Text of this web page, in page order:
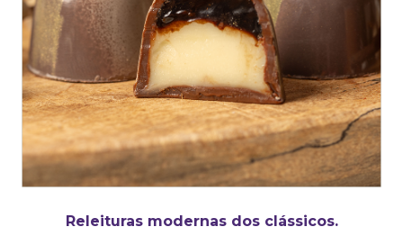
Releituras modernas dos clássicos.